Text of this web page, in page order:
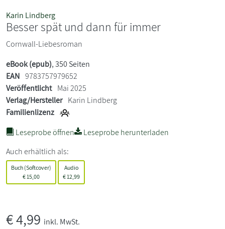
Karin Lindberg
Besser spät und dann für immer
Cornwall-Liebesroman
eBook (epub), 350 Seiten
EAN 9783757979652
Veröffentlicht Mai 2025
Verlag/Hersteller Karin Lindberg
Familienlizenz
Leseprobe öffnen
Leseprobe herunterladen
Auch erhältlich als:
Buch (Softcover)
€ 15,00
Audio
€ 12,99
€4,99 inkl. MwSt.